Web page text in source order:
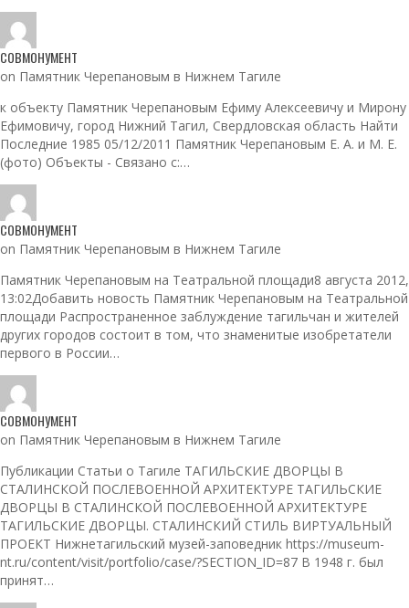
СОВМОНУМЕНТ
on Памятник Черепановым в Нижнем Тагиле
к объекту Памятник Черепановым Ефиму Алексеевичу и Мирону
Ефимовичу, город Нижний Тагил, Свердловская область Найти
Последние 1985 05/12/2011 Памятник Черепановым Е. А. и М. Е.
(фото) Объекты - Связано с:…
СОВМОНУМЕНТ
on Памятник Черепановым в Нижнем Тагиле
Памятник Черепановым на Театральной площади8 августа 2012,
13:02Добавить новость Памятник Черепановым на Театральной
площади Распространенное заблуждение тагильчан и жителей
других городов состоит в том, что знаменитые изобретатели
первого в России…
СОВМОНУМЕНТ
on Памятник Черепановым в Нижнем Тагиле
Публикации Статьи о Тагиле ТАГИЛЬСКИЕ ДВОРЦЫ В
СТАЛИНСКОЙ ПОСЛЕВОЕННОЙ АРХИТЕКТУРЕ ТАГИЛЬСКИЕ
ДВОРЦЫ В СТАЛИНСКОЙ ПОСЛЕВОЕННОЙ АРХИТЕКТУРЕ
ТАГИЛЬСКИЕ ДВОРЦЫ. СТАЛИНСКИЙ СТИЛЬ ВИРТУАЛЬНЫЙ
ПРОЕКТ Нижнетагильский музей-заповедник https://museum-
nt.ru/content/visit/portfolio/case/?SECTION_ID=87 В 1948 г. был
принят…